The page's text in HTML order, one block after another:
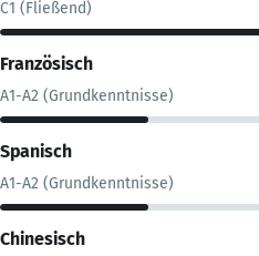
C1 (Fließend)
Französisch
A1-A2 (Grundkenntnisse)
Spanisch
A1-A2 (Grundkenntnisse)
Chinesisch